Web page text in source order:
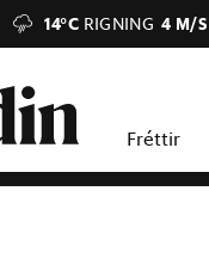
14°C RIGNING 4 M/S
Fréttir